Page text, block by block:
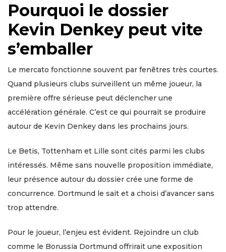
Pourquoi le dossier
Kevin Denkey peut vite
s’emballer
Le mercato fonctionne souvent par fenêtres très courtes.
Quand plusieurs clubs surveillent un même joueur, la
première offre sérieuse peut déclencher une
accélération générale. C’est ce qui pourrait se produire
autour de Kevin Denkey dans les prochains jours.
Le Betis, Tottenham et Lille sont cités parmi les clubs
intéressés. Même sans nouvelle proposition immédiate,
leur présence autour du dossier crée une forme de
concurrence. Dortmund le sait et a choisi d’avancer sans
trop attendre.
Pour le joueur, l’enjeu est évident. Rejoindre un club
comme le Borussia Dortmund offrirait une exposition